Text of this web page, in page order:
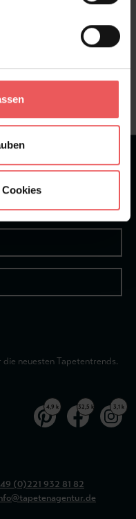
neuesten Tapetentrends.
4,9 k 32,5 k 3,1 k
(0)221 932 81 82